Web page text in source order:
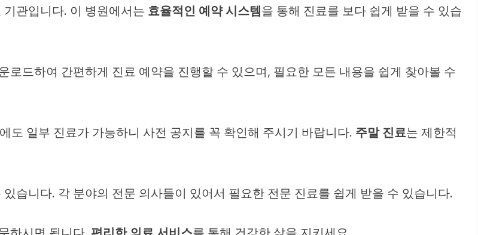
관입니다. 이 병원에서는 효율적인 예약 시스템을 통해 진료를 보다 쉽게 받을 수 있습
로드하여 간편하게 진료 예약을 진행할 수 있으며, 필요한 모든 내용을 쉽게 찾아볼 수
도 일부 진료가 가능하니 사전 공지를 꼭 확인해 주시기 바랍니다. 주말 진료는 제한적
습니다. 각 분야의 전문 의사들이 있어서 필요한 전문 진료를 쉽게 받을 수 있습니다.